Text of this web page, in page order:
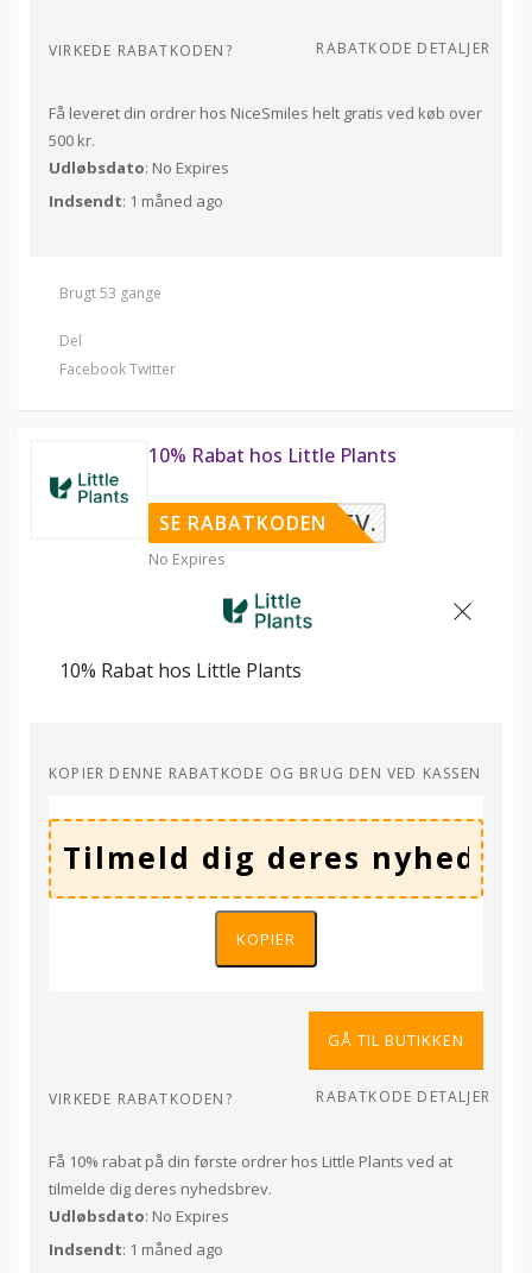
VIRKEDE RABATKODEN? RABATKODE DETALJER
Få leveret din ordrer hos NiceSmiles helt gratis ved køb over
500 kr.
Udløbsdato: No Expires
Indsendt: 1 måned ago
Brugt 53 gange
Del
FacebookTwitter
10% Rabat hos Little Plants
EDSBREV.
SE RABATKODEN
No Expires
10% Rabat hos Little Plants
KOPIER DENNE RABATKODE OG BRUG DEN VED KASSEN
KOPIER
GÅ TIL BUTIKKEN
VIRKEDE RABATKODEN? RABATKODE DETALJER
Få 10% rabat på din første ordrer hos Little Plants ved at
tilmelde dig deres nyhedsbrev.
Udløbsdato: No Expires
Indsendt: 1 måned ago